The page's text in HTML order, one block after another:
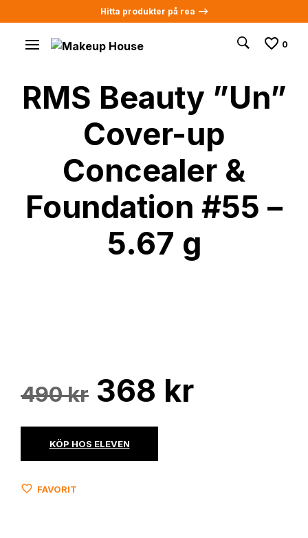
Hitta produkter på rea -->
0
RMS Beauty ”Un”
Cover-up
Concealer &
Foundation #55 –
5.67 g
490kr Det
ursprungliga
priset
368 krDet
KÖP HOS ELEVEN
FAVORIT